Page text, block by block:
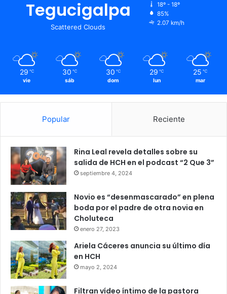
Tegucigalpa
Scattered Clouds
18º - 18º
85%
2.07 km/h
29 ℃
vie
30 ℃
sáb
30 ℃
dom
29 ℃
lun
25 ℃
mar
Popular Reciente
Rina Leal revela detalles sobre su
salida de HCH en el podcast “2 Que 3”
septiembre 4, 2024
Novio es “desenmascarado” en plena
boda por el padre de otra novia en
Choluteca
enero 27, 2023
Ariela Cáceres anuncia su último día
en HCH
mayo 2, 2024
Filtran vídeo íntimo de la pastora